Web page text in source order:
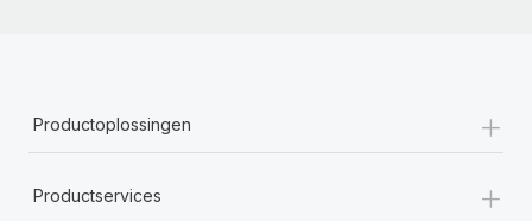
Productoplossingen +
Productservices +